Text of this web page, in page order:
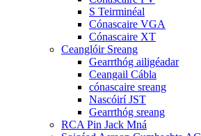
S Teirminéal
Cónascaire VGA
Cónascaire XT
Ceanglóir Sreang
Gearrthóg ailigéadar
Ceangail Cábla
cónascaire sreang
Nascóirí JST
Gearrthóg sreang
RCA Pin Jack Mná